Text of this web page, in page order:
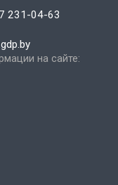
231-04-63
на сайте: